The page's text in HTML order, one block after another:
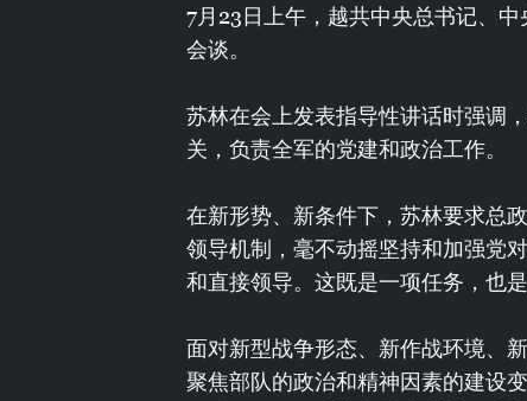
7月23日上午，越共中央总书记、
会谈。
苏林在会上发表指导性讲话时强调
关，负责全军的党建和政治工作。
在新形势、新条件下，苏林要求总
领导机制，毫不动摇坚持和加强党
和直接领导。这既是一项任务，也
面对新型战争形态、新作战环境、
聚焦部队的政治和精神因素的建设